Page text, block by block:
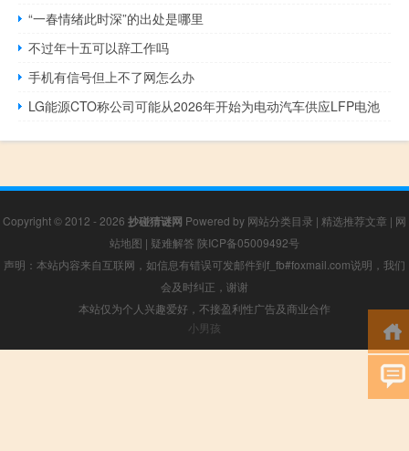
“一春情绪此时深”的出处是哪里
不过年十五可以辞工作吗
手机有信号但上不了网怎么办
LG能源CTO称公司可能从2026年开始为电动汽车供应LFP电池
Copyright © 2012 - 2026 抄碰猜谜网 Powered by 网站分类目录 | 精选推荐文章 | 网
站地图 | 疑难解答 陕ICP备05009492号
声明：本站内容来自互联网，如信息有错误可发邮件到f_fb#foxmail.com说明，我们
会及时纠正，谢谢
本站仅为个人兴趣爱好，不接盈利性广告及商业合作
小男孩